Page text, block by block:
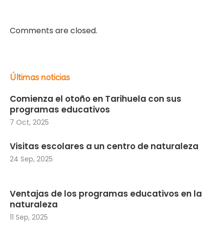
Comments are closed.
Últimas noticias
Comienza el otoño en Tarihuela con sus
programas educativos
7 Oct, 2025
Visitas escolares a un centro de naturaleza
24 Sep, 2025
Ventajas de los programas educativos en la
naturaleza
11 Sep, 2025